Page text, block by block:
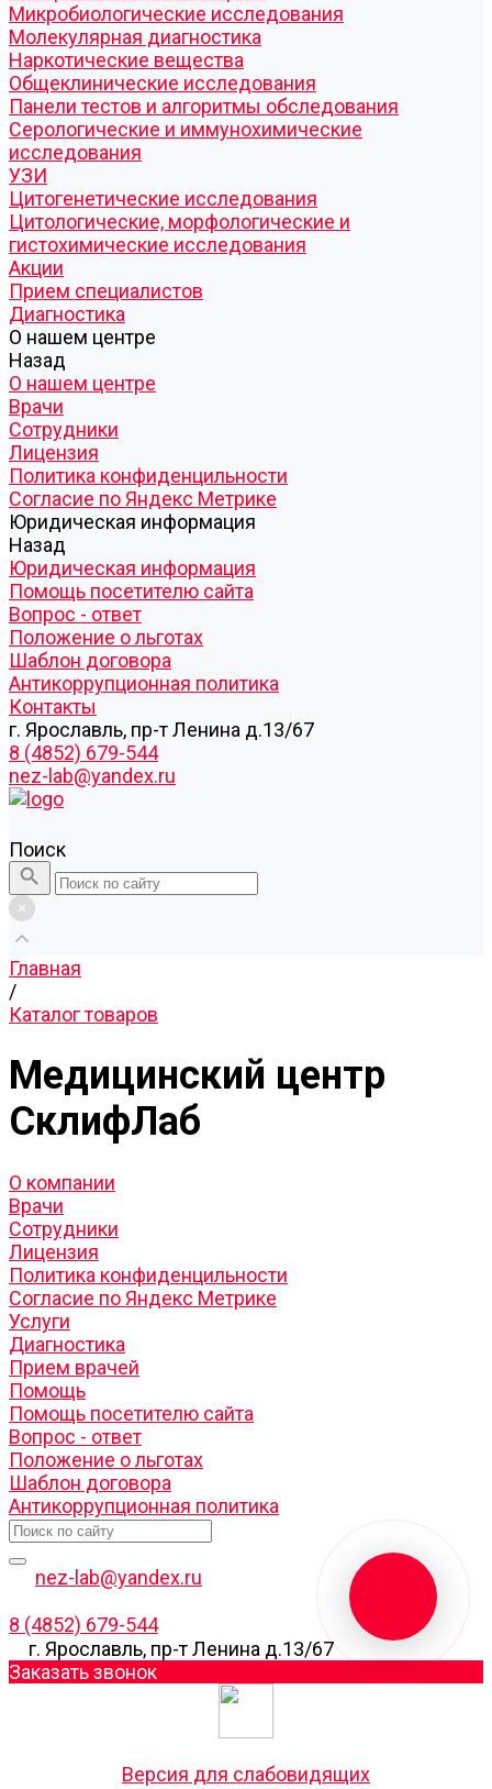
Микробиологические исследования
Молекулярная диагностика
Наркотические вещества
Общеклинические исследования
Панели тестов и алгоритмы обследования
Серологические и иммунохимические
исследования
УЗИ
Цитогенетические исследования
Цитологические, морфологические и
гистохимические исследования
Акции
Прием специалистов
Диагностика
О нашем центре
Назад
О нашем центре
Врачи
Сотрудники
Лицензия
Политика конфиденцильности
Согласие по Яндекс Метрике
Юридическая информация
Назад
Юридическая информация
Помощь посетителю сайта
Вопрос - ответ
Положение о льготах
Шаблон договора
Антикоррупционная политика
Контакты
г. Ярославль, пр-т Ленина д.13/67
8 (4852) 679-544
nez-lab@yandex.ru
Поиск
Главная
/
Каталог товаров
Медицинский центр
СклифЛаб
О компании
Врачи
Сотрудники
Лицензия
Политика конфиденцильности
Согласие по Яндекс Метрике
Услуги
Диагностика
Прием врачей
Помощь
Помощь посетителю сайта
Вопрос - ответ
Положение о льготах
Шаблон договора
Антикоррупционная политика
nez-lab@yandex.ru
8 (4852) 679-544
г. Ярославль, пр-т Ленина д.13/67
Заказать звонок
Версия для слабовидящих